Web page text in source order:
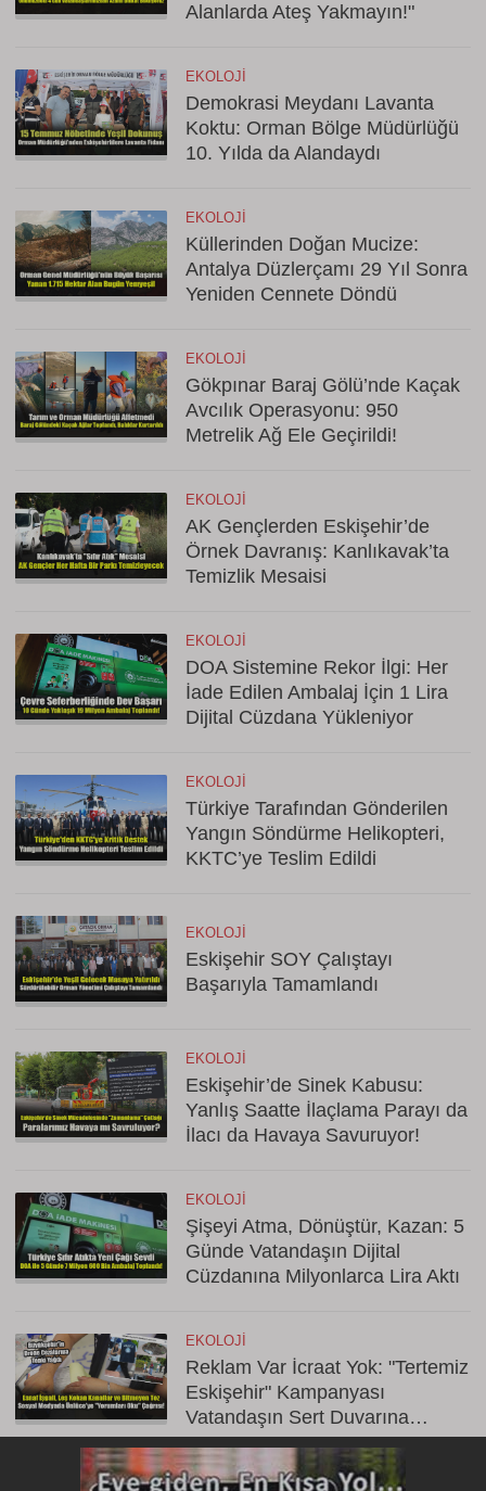
Alanlarda Ateş Yakmayın!"
EKOLOJI
Demokrasi Meydanı Lavanta
Koktu: Orman Bölge Müdürlüğü
10. Yılda da Alandaydı
EKOLOJI
Küllerinden Doğan Mucize:
Antalya Düzlerçamı 29 Yıl Sonra
Yeniden Cennete Döndü
EKOLOJI
Gökpınar Baraj Gölü’nde Kaçak
Avcılık Operasyonu: 950
Metrelik Ağ Ele Geçirildi!
EKOLOJI
AK Gençlerden Eskişehir’de
Örnek Davranış: Kanlıkavak’ta
Temizlik Mesaisi
EKOLOJI
DOA Sistemine Rekor İlgi: Her
İade Edilen Ambalaj İçin 1 Lira
Dijital Cüzdana Yükleniyor
EKOLOJI
Türkiye Tarafından Gönderilen
Yangın Söndürme Helikopteri,
KKTC’ye Teslim Edildi
EKOLOJI
Eskişehir SOY Çalıştayı
Başarıyla Tamamlandı
EKOLOJI
Eskişehir’de Sinek Kabusu:
Yanlış Saatte İlaçlama Parayı da
İlacı da Havaya Savuruyor!
EKOLOJI
Şişeyi Atma, Dönüştür, Kazan: 5
Günde Vatandaşın Dijital
Cüzdanına Milyonlarca Lira Aktı
EKOLOJI
Reklam Var İcraat Yok: "Tertemiz
Eskişehir" Kampanyası
Vatandaşın Sert Duvarına
Çarptı!